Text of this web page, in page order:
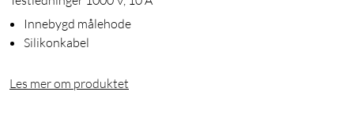
Innebygd målehode
Silikonkabel
Les mer om produktet